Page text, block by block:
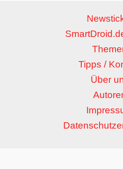
Tipps /
Über